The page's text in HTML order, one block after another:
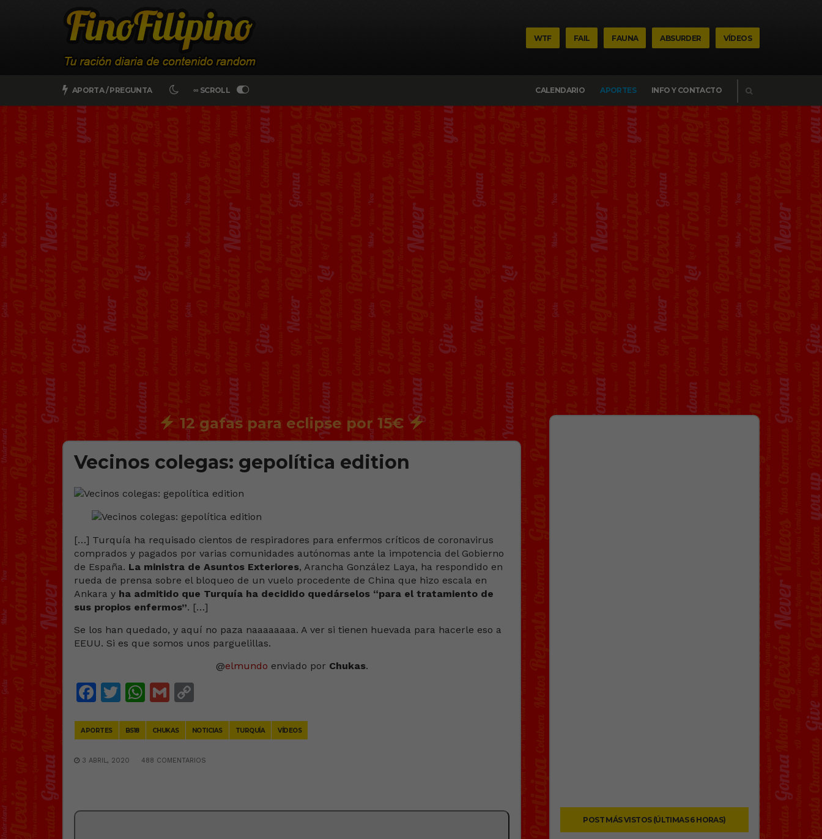
WTF FAIL FAUNA ABSURDER VÍDEOS
APORTA / PREGUNTA ∞ SCROLL
BUSCAR
CALENDARIO
APORTES INFO Y CONTACTO
12 gafas para eclipse por 15€
Vecinos colegas: gepolítica edition
[…] Turquía ha requisado cientos de respiradores para enfermos críticos de coronavirus
comprados y pagados por varias comunidades autónomas ante la impotencia del Gobierno
de España. La ministra de Asuntos Exteriores, Arancha González Laya, ha respondido en
rueda de prensa sobre el bloqueo de un vuelo procedente de China que hizo escala en
Ankara y ha admitido que Turquía ha decidido quedárselos “para el tratamiento de
sus propios enfermos”. […]
Se los han quedado, y aquí no paza naaaaaaaa. A ver si tienen huevada para hacerle eso a
EEUU. Si es que somos unos parguelillas.
@elmundo enviado por Chukas.
Facebook
Twitter
WhatsApp
Gmail
APORTES BS18 CHUKAS NOTICIAS TURQUÍA VÍDEOS
3 ABRIL, 2020 488 COMENTARIOS
POST MÁS VISTOS (ÚLTIMAS 6 HORAS)